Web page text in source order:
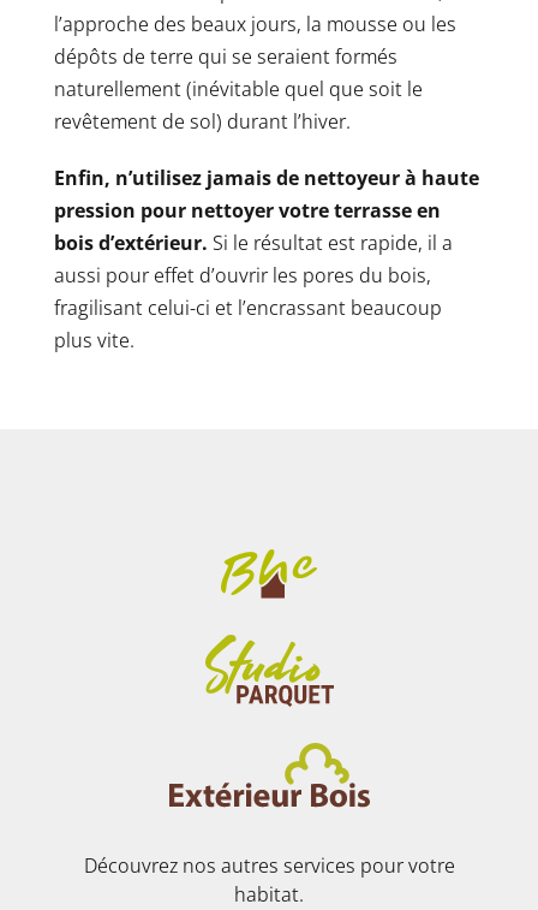
l’approche des beaux jours, la mousse ou les
dépôts de terre qui se seraient formés
naturellement (inévitable quel que soit le
revêtement de sol) durant l’hiver.
Enfin, n’utilisez jamais de nettoyeur à haute
pression pour nettoyer votre terrasse en
bois d’extérieur. Si le résultat est rapide, il a
aussi pour effet d’ouvrir les pores du bois,
fragilisant celui-ci et l’encrassant beaucoup
plus vite.
Découvrez nos autres services pour votre
habitat.